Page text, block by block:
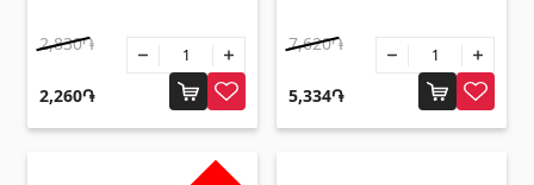
Սալիկի անկյունակներ
(49)
(27)
2,830֏
2,260֏
7,620֏
5,334֏